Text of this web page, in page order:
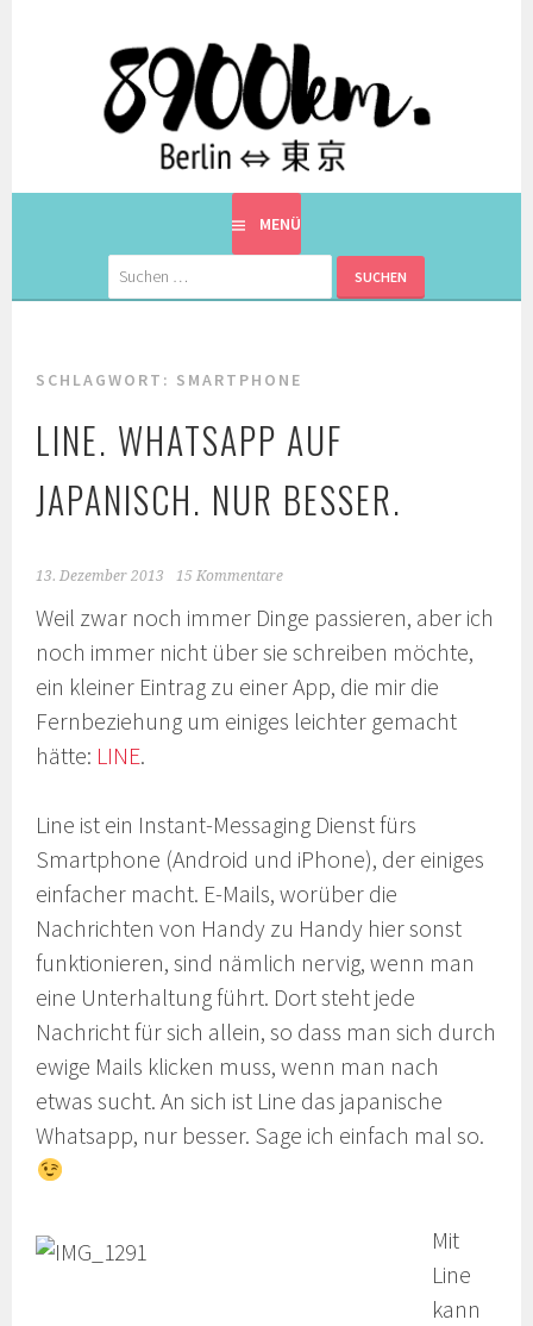
8900KM. BERLIN ⇔ 東京
EINE BERLINERIN IN JAPAN. MIT EINEM JAPANER.
MENÜ
Suchen
nach:
SCHLAGWORT: SMARTPHONE
LINE. WHATSAPP AUF
JAPANISCH. NUR BESSER.
13. Dezember 2013 15 Kommentare
Weil zwar noch immer Dinge passieren, aber ich
noch immer nicht über sie schreiben möchte,
ein kleiner Eintrag zu einer App, die mir die
Fernbeziehung um einiges leichter gemacht
hätte: LINE.
Line ist ein Instant-Messaging Dienst fürs
Smartphone (Android und iPhone), der einiges
einfacher macht. E-Mails, worüber die
Nachrichten von Handy zu Handy hier sonst
funktionieren, sind nämlich nervig, wenn man
eine Unterhaltung führt. Dort steht jede
Nachricht für sich allein, so dass man sich durch
ewige Mails klicken muss, wenn man nach
etwas sucht. An sich ist Line das japanische
Whatsapp, nur besser. Sage ich einfach mal so.
Mit
Line
kann